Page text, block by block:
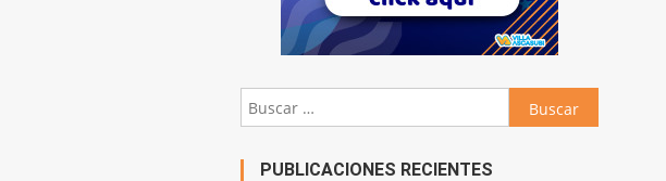
Buscar:
PUBLICACIONES RECIENTES